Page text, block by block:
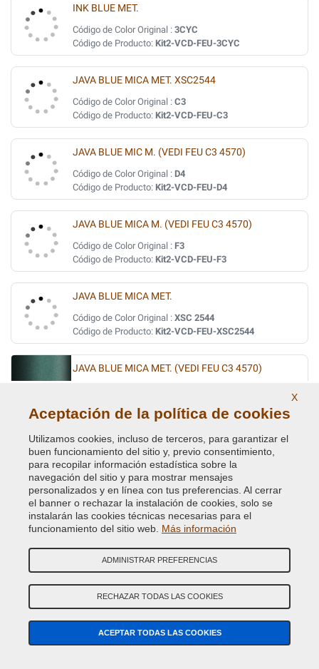
INK BLUE MET.
Código de Color Original : 3CYC
Código de Producto: Kit2-VCD-FEU-3CYC
JAVA BLUE MICA MET. XSC2544
Código de Color Original : C3
Código de Producto: Kit2-VCD-FEU-C3
JAVA BLUE MIC M. (VEDI FEU C3 4570)
Código de Color Original : D4
Código de Producto: Kit2-VCD-FEU-D4
JAVA BLUE MICA M. (VEDI FEU C3 4570)
Código de Color Original : F3
Código de Producto: Kit2-VCD-FEU-F3
JAVA BLUE MICA MET.
Código de Color Original : XSC 2544
Código de Producto: Kit2-VCD-FEU-XSC2544
JAVA BLUE MICA MET. (VEDI FEU C3 4570)
JEANS BLUE MET.
Código de Color Original :5DVEWWA
Código de Producto:Kit2-VCD-FA-5DVEWWA
JEWEL GREEN MET(VEDI FEU 8A 4798)
Código de Color Original :19W
Código de Producto:Kit2-VCD-FEU-19W
JUICE GREEN MET. XSC2790
Código de Color Original :PC8C
Código de Producto:Kit2-VCD-FEU-PC8C
X
Aceptación de la política de cookies
Utilizamos cookies, incluso de terceros, para garantizar el
buen funcionamiento del sitio y, previo consentimiento,
para recopilar información estadística sobre la
navegación del sitio y para mostrar mensajes
personalizados y en línea con tus preferencias. Al cerrar
el banner o rechazar la instalación de cookies, solo se
instalarán las cookies técnicas necesarias para el
funcionamiento del sitio web. Más información
ADMINISTRAR PREFERENCIAS
RECHAZAR TODAS LAS COOKIES
ACEPTAR TODAS LAS COOKIES